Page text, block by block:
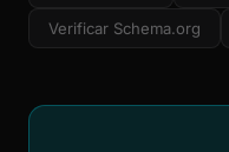
Verificar Schema.org